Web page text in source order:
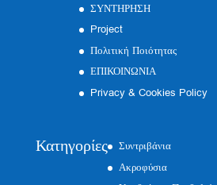
ΣΥΝΤΗΡΗΣΗ
Project
Πολιτική Ποιότητας
ΕΠΙΚΟΙΝΩΝΙΑ
Privacy & Cookies Policy
Κατηγορίες
Συντριβάνια
Ακροφύσια